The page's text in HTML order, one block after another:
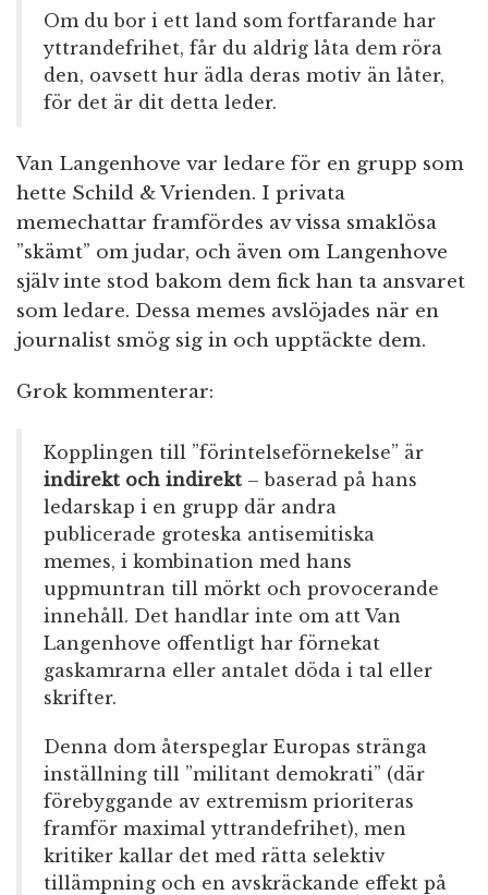
Om du bor i ett land som fortfarande har
yttrandefrihet, får du aldrig låta dem röra
den, oavsett hur ädla deras motiv än låter,
för det är dit detta leder.
Van Langenhove var ledare för en grupp som
hette Schild & Vrienden. I privata
memechattar framfördes av vissa smaklösa
”skämt” om judar, och även om Langenhove
själv inte stod bakom dem fick han ta ansvaret
som ledare. Dessa memes avslöjades när en
journalist smög sig in och upptäckte dem.
Grok kommenterar:
Kopplingen till ”förintelseförnekelse” är
indirekt och indirekt – baserad på hans
ledarskap i en grupp där andra
publicerade groteska antisemitiska
memes, i kombination med hans
uppmuntran till mörkt och provocerande
innehåll. Det handlar inte om att Van
Langenhove offentligt har förnekat
gaskamrarna eller antalet döda i tal eller
skrifter.
Denna dom återspeglar Europas stränga
inställning till ”militant demokrati” (där
förebyggande av extremism prioriteras
framför maximal yttrandefrihet), men
kritiker kallar det med rätta selektiv
tillämpning och en avskräckande effekt på